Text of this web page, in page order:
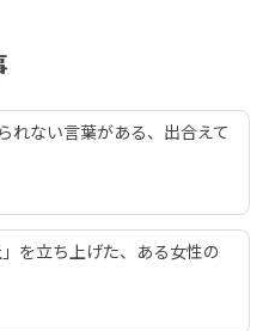
れない言葉がある、出合えて
」を立ち上げた、ある女性の